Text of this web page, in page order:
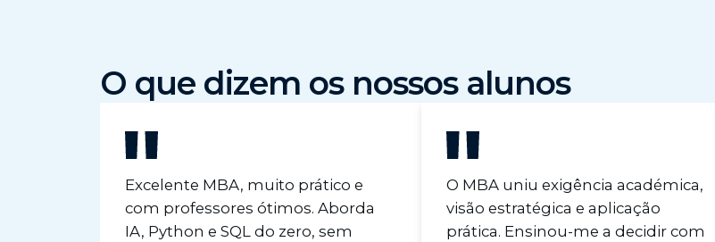
O que dizem os nossos alunos
Excelente MBA, muito prático e
com professores ótimos. Aborda
IA, Python e SQL do zero, sem
O MBA uniu exigência académica,
visão estratégica e aplicação
prática. Ensinou-me a decidir com